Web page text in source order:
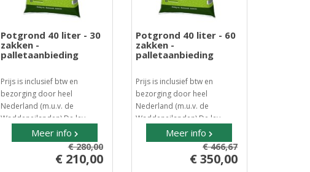
Potgrond 40 liter - 30
zakken -
palletaanbieding
Prijs is inclusief btw en
bezorging door heel
Nederland (m.u.v. de
Waddeneilanden) De lev..
Meer info
€ 280,00
€ 210,00
Potgrond 40 liter - 60
zakken -
palletaanbieding
Prijs is inclusief btw en
bezorging door heel
Nederland (m.u.v. de
Waddeneilanden) De lev..
Meer info
€ 466,67
€ 350,00